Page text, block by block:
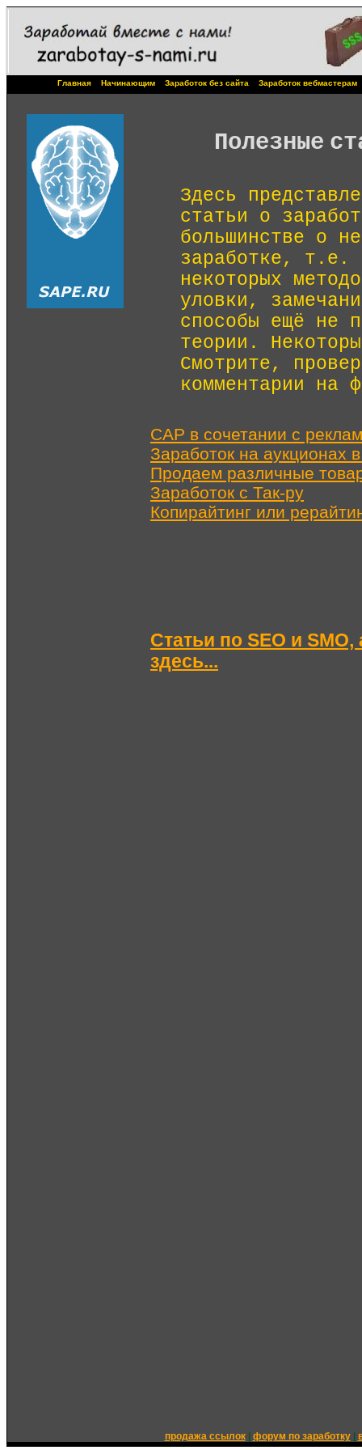
Главная Начинающим Заработок без сайта Заработок вебмастерам
Полезные
Здесь
статьи о
большинстве о
заработке, т.е.
некоторых
уловки,
способы ещё не
теории.
Смотрите,
комментарии на
CAP в сочетании с
Заработок на аукционах
Продаем различные
Заработок с Так-ру
Копирайтинг или
Статьи по SEO и
здесь...
продажа ссылок| форум по заработку|